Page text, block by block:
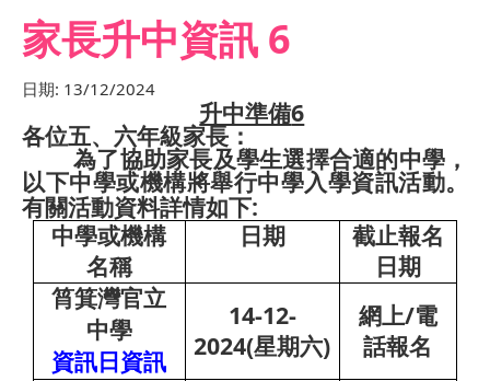
家長升中資訊 6
日期: 13/12/2024
升中準備6
各位五、六年級家長：
為了協助家長及學生選擇合適的中學，
以下中學或機構將舉行中學入學資訊活動。
有關活動資料詳情如下:
中學或機構
名稱
日期
截止報名
日期
筲箕灣官立
中學
資訊日資訊
14-12-
2024(星期六)
網上/電
話報名